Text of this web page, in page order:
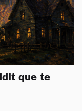
que te